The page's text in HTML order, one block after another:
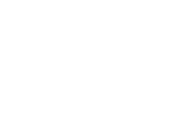
menu.